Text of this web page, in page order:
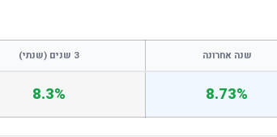
שנה אחרונה 3 שנים (שנתי)
8.73%
8.3%